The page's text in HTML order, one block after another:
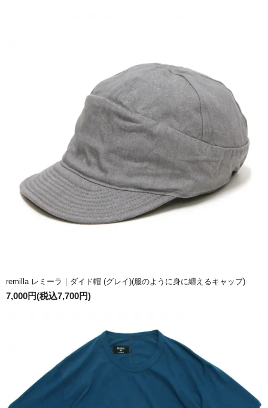
remilla レミーラ｜ダイド帽 (グレイ)(服のように身に纏えるキャップ)
7,000円(税込7,700円)